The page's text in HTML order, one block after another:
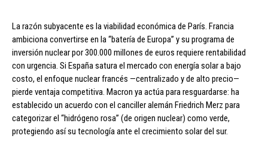
La razón subyacente es la viabilidad económica de París. Francia
ambiciona convertirse en la “batería de Europa” y su programa de
inversión nuclear por 300.000 millones de euros requiere rentabilidad
con urgencia. Si España satura el mercado con energía solar a bajo
costo, el enfoque nuclear francés —centralizado y de alto precio—
pierde ventaja competitiva. Macron ya actúa para resguardarse: ha
establecido un acuerdo con el canciller alemán Friedrich Merz para
categorizar el “hidrógeno rosa” (de origen nuclear) como verde,
protegiendo así su tecnología ante el crecimiento solar del sur.